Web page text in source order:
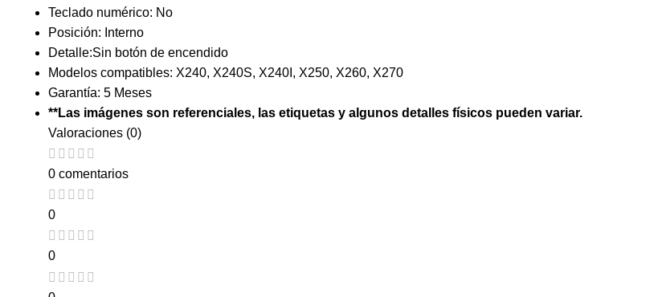
Teclado numérico: No
Posición: Interno
Detalle:Sin botón de encendido
Modelos compatibles: X240, X240S, X240I, X250, X260, X270
Garantía: 5 Meses
**Las imágenes son referenciales, las etiquetas y algunos detalles físicos pueden variar.
Valoraciones (0)
0 comentarios
0
0